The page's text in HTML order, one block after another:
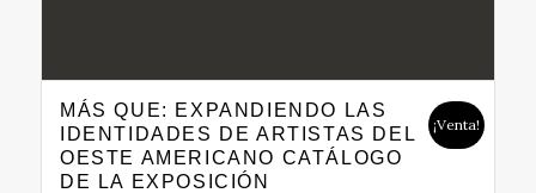
MÁS QUE: EXPANDIENDO LAS
IDENTIDADES DE ARTISTAS DEL
OESTE AMERICANO CATÁLOGO
DE LA EXPOSICIÓN
¡Venta!